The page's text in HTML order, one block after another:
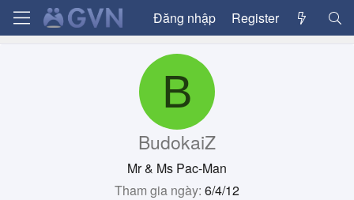
Đăng nhập Register
B
BudokaiZ
Mr & Ms Pac-Man
Tham gia ngày 6/4/12